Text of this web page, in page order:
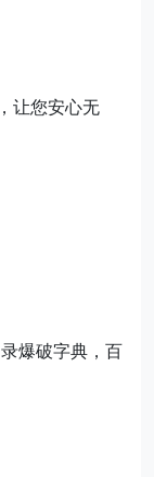
让您安心无
爆破字典，百